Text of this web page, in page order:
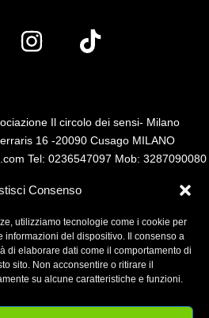
Consenso
utilizziamo tecnologie come i cookie per
informazioni del dispositivo. Il consenso a
di elaborare dati come il comportamento di
sito. Non acconsentire o ritirare il
su alcune caratteristiche e funzioni.
Il circolo dei sensi- Milano
16 -20090 Cusago MILANO
Tel: 0236547097 Mob: 3287090080